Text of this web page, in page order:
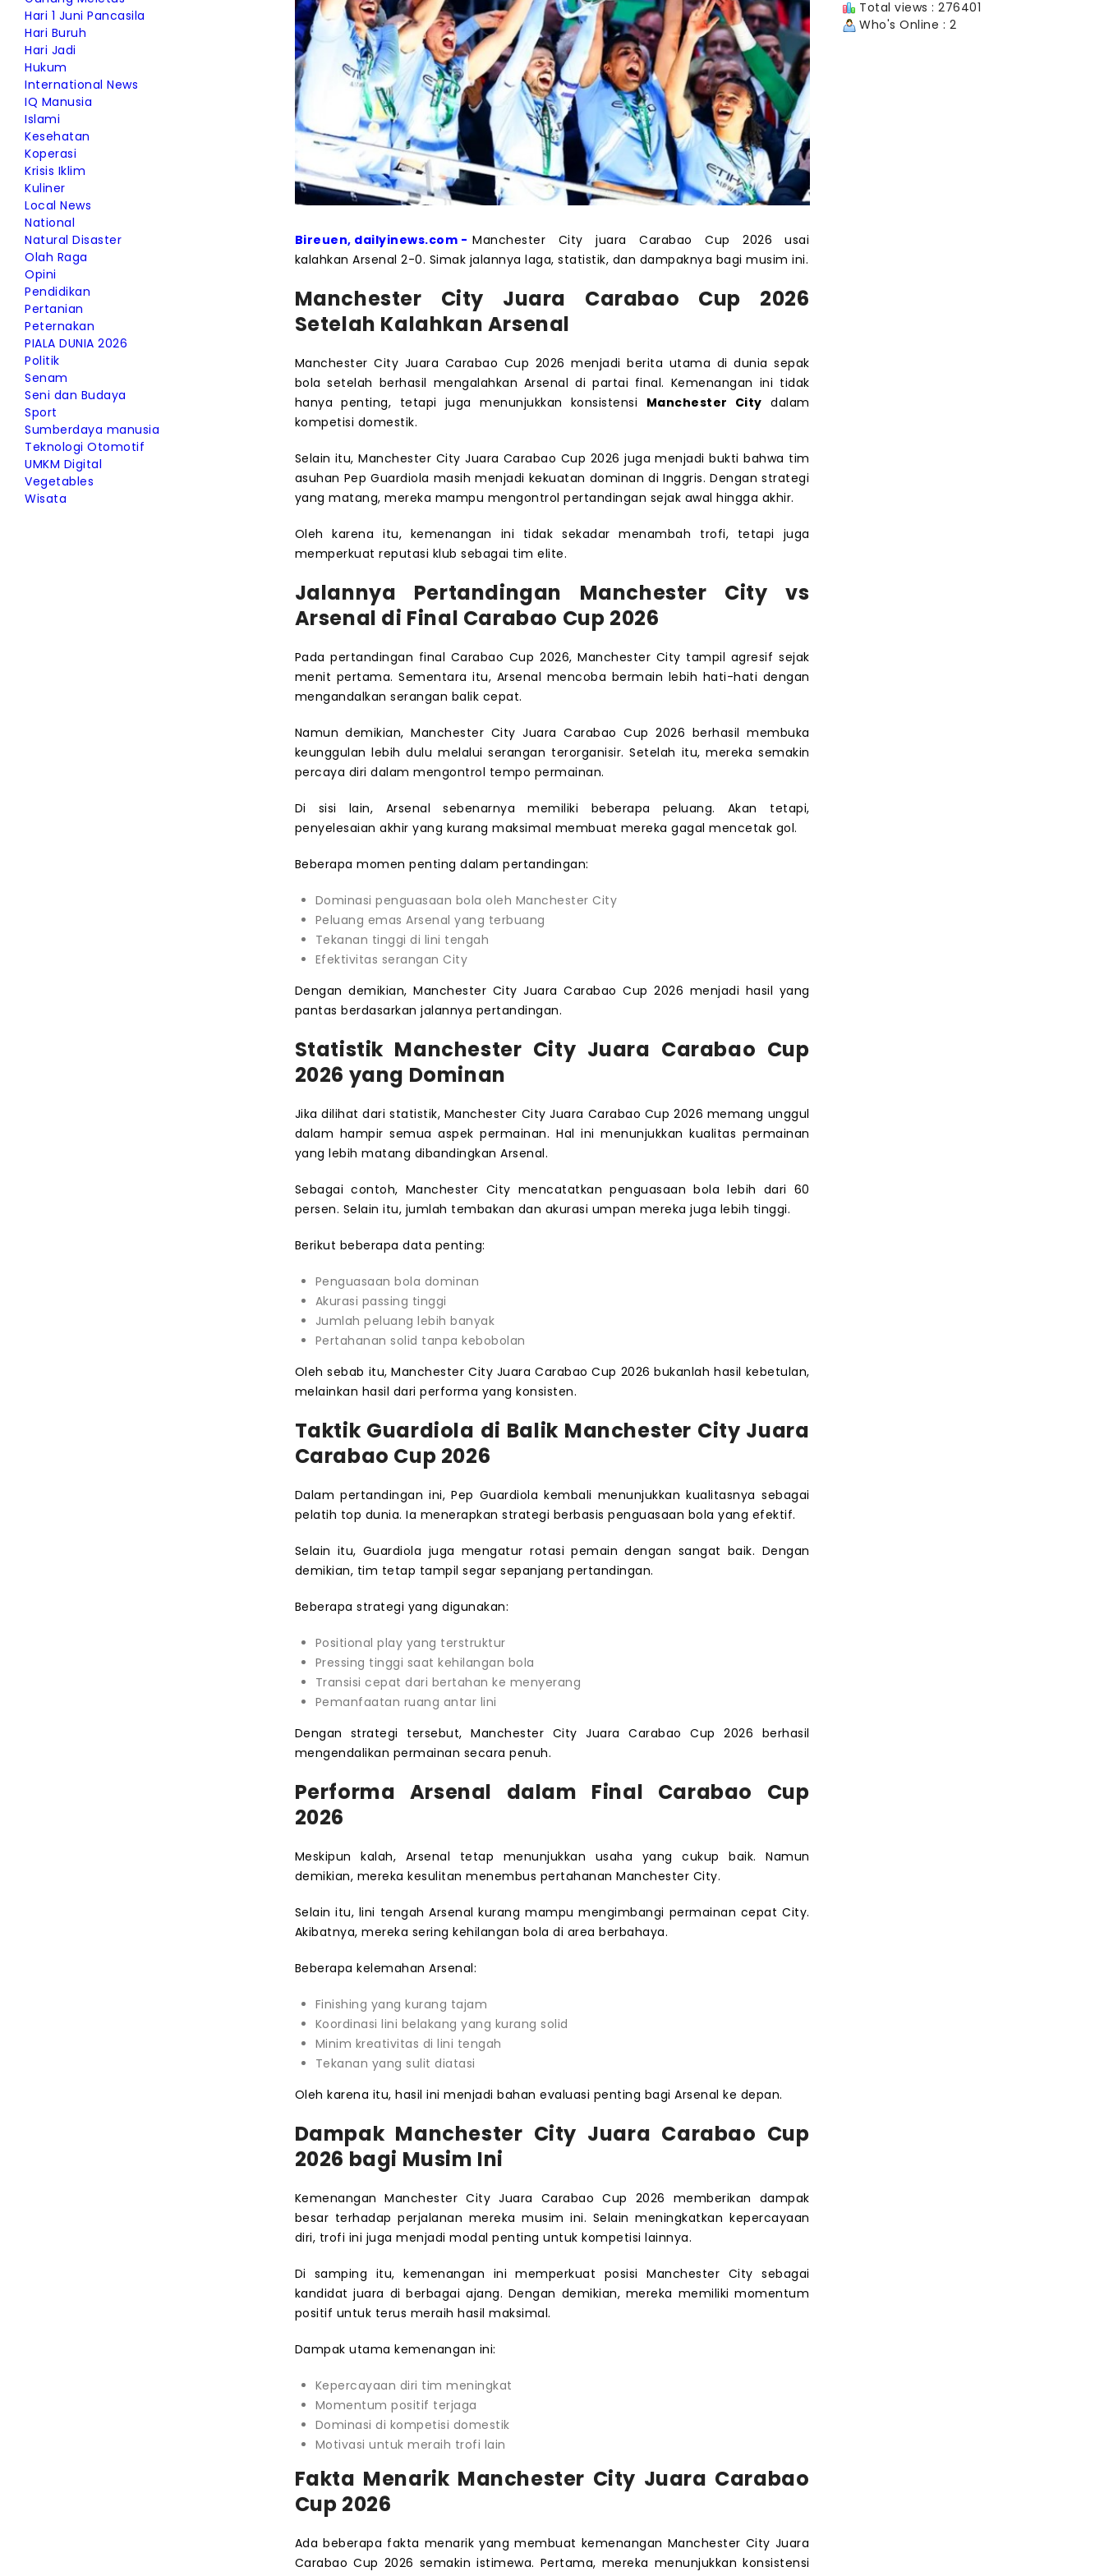
Hari 1 Juni Pancasila
Hari Buruh
Hari Jadi
Hukum
International News
IQ Manusia
Islami
Kesehatan
Koperasi
Krisis Iklim
Kuliner
Local News
National
Natural Disaster
Olah Raga
Opini
Pendidikan
Pertanian
Peternakan
PIALA DUNIA 2026
Politik
Senam
Seni dan Budaya
Sport
Sumberdaya manusia
Teknologi Otomotif
UMKM Digital
Vegetables
Wisata
Bireuen, dailyinews.com - Manchester City juara Carabao Cup 2026 usai
kalahkan Arsenal 2-0. Simak jalannya laga, statistik, dan dampaknya bagi musim ini.
Manchester City Juara Carabao Cup 2026
Setelah Kalahkan Arsenal
Manchester City Juara Carabao Cup 2026 menjadi berita utama di dunia sepak
bola setelah berhasil mengalahkan Arsenal di partai final. Kemenangan ini tidak
hanya penting, tetapi juga menunjukkan konsistensi Manchester City dalam
kompetisi domestik.
Selain itu, Manchester City Juara Carabao Cup 2026 juga menjadi bukti bahwa tim
asuhan Pep Guardiola masih menjadi kekuatan dominan di Inggris. Dengan strategi
yang matang, mereka mampu mengontrol pertandingan sejak awal hingga akhir.
Oleh karena itu, kemenangan ini tidak sekadar menambah trofi, tetapi juga
memperkuat reputasi klub sebagai tim elite.
Jalannya Pertandingan Manchester City vs
Arsenal di Final Carabao Cup 2026
Pada pertandingan final Carabao Cup 2026, Manchester City tampil agresif sejak
menit pertama. Sementara itu, Arsenal mencoba bermain lebih hati-hati dengan
mengandalkan serangan balik cepat.
Namun demikian, Manchester City Juara Carabao Cup 2026 berhasil membuka
keunggulan lebih dulu melalui serangan terorganisir. Setelah itu, mereka semakin
percaya diri dalam mengontrol tempo permainan.
Di sisi lain, Arsenal sebenarnya memiliki beberapa peluang. Akan tetapi,
penyelesaian akhir yang kurang maksimal membuat mereka gagal mencetak gol.
Beberapa momen penting dalam pertandingan:
Dominasi penguasaan bola oleh Manchester City
Peluang emas Arsenal yang terbuang
Tekanan tinggi di lini tengah
Efektivitas serangan City
Dengan demikian, Manchester City Juara Carabao Cup 2026 menjadi hasil yang
pantas berdasarkan jalannya pertandingan.
Statistik Manchester City Juara Carabao Cup
2026 yang Dominan
Jika dilihat dari statistik, Manchester City Juara Carabao Cup 2026 memang unggul
dalam hampir semua aspek permainan. Hal ini menunjukkan kualitas permainan
yang lebih matang dibandingkan Arsenal.
Sebagai contoh, Manchester City mencatatkan penguasaan bola lebih dari 60
persen. Selain itu, jumlah tembakan dan akurasi umpan mereka juga lebih tinggi.
Berikut beberapa data penting:
Penguasaan bola dominan
Akurasi passing tinggi
Jumlah peluang lebih banyak
Pertahanan solid tanpa kebobolan
Oleh sebab itu, Manchester City Juara Carabao Cup 2026 bukanlah hasil kebetulan,
melainkan hasil dari performa yang konsisten.
Taktik Guardiola di Balik Manchester City Juara
Carabao Cup 2026
Dalam pertandingan ini, Pep Guardiola kembali menunjukkan kualitasnya sebagai
pelatih top dunia. Ia menerapkan strategi berbasis penguasaan bola yang efektif.
Selain itu, Guardiola juga mengatur rotasi pemain dengan sangat baik. Dengan
demikian, tim tetap tampil segar sepanjang pertandingan.
Beberapa strategi yang digunakan:
Positional play yang terstruktur
Pressing tinggi saat kehilangan bola
Transisi cepat dari bertahan ke menyerang
Pemanfaatan ruang antar lini
Dengan strategi tersebut, Manchester City Juara Carabao Cup 2026 berhasil
mengendalikan permainan secara penuh.
Performa Arsenal dalam Final Carabao Cup
2026
Meskipun kalah, Arsenal tetap menunjukkan usaha yang cukup baik. Namun
demikian, mereka kesulitan menembus pertahanan Manchester City.
Selain itu, lini tengah Arsenal kurang mampu mengimbangi permainan cepat City.
Akibatnya, mereka sering kehilangan bola di area berbahaya.
Beberapa kelemahan Arsenal:
Finishing yang kurang tajam
Koordinasi lini belakang yang kurang solid
Minim kreativitas di lini tengah
Tekanan yang sulit diatasi
Oleh karena itu, hasil ini menjadi bahan evaluasi penting bagi Arsenal ke depan.
Dampak Manchester City Juara Carabao Cup
2026 bagi Musim Ini
Kemenangan Manchester City Juara Carabao Cup 2026 memberikan dampak
besar terhadap perjalanan mereka musim ini. Selain meningkatkan kepercayaan
diri, trofi ini juga menjadi modal penting untuk kompetisi lainnya.
Di samping itu, kemenangan ini memperkuat posisi Manchester City sebagai
kandidat juara di berbagai ajang. Dengan demikian, mereka memiliki momentum
positif untuk terus meraih hasil maksimal.
Dampak utama kemenangan ini:
Kepercayaan diri tim meningkat
Momentum positif terjaga
Dominasi di kompetisi domestik
Motivasi untuk meraih trofi lain
Fakta Menarik Manchester City Juara Carabao
Cup 2026
Ada beberapa fakta menarik yang membuat kemenangan Manchester City Juara
Carabao Cup 2026 semakin istimewa. Pertama, mereka menunjukkan konsistensi
Total views : 276401
Who's Online : 2